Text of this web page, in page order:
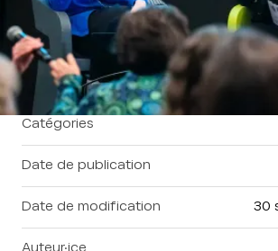
Catégories
Date de publication
Date de modification 30
Auteur·ice